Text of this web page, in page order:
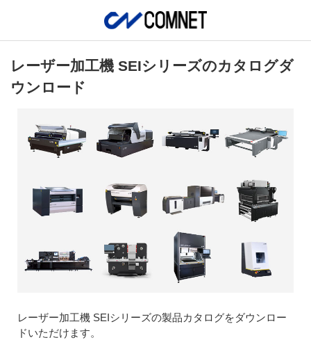
レーザー加工機 SEIシリーズのカタログダ
ウンロード
レーザー加工機 SEIシリーズの製品カタログをダウンロー
ドいただけます。